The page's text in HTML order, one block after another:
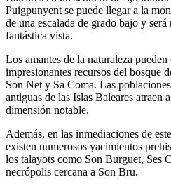
Puigpunyent se puede llegar a la
de una escalada de grado bajo y
fantástica vista.
Los amantes de la naturaleza
impresionantes recursos del bosque
Son Net y Sa Coma. Las
antiguas de las Islas Baleares atraen
dimensión notable.
Además, en las inmediaciones de
existen numerosos yacimientos
los talayots como Son Burguet, Ses
necrópolis cercana a Son Bru.